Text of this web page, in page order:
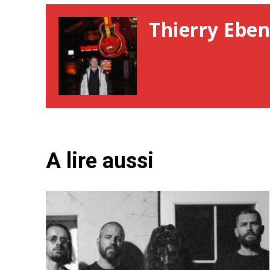
Thierry
A lire aussi